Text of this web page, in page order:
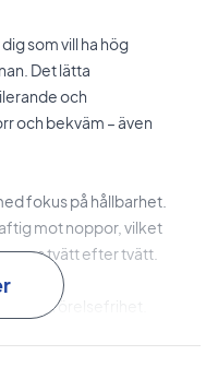
som vill ha hög
Det lätta
och
och bekväm – även
fokus på hållbarhet.
mot noppor, vilket
tvätt efter tvätt.
god rörelsefrihet.